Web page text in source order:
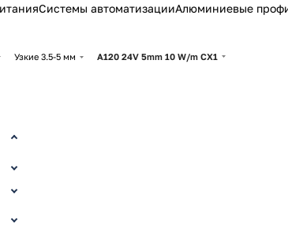
Системы автоматизацииАлюминиевые
Узкие 3.5-5 мм A120 24V 5mm 10 W/m CX1